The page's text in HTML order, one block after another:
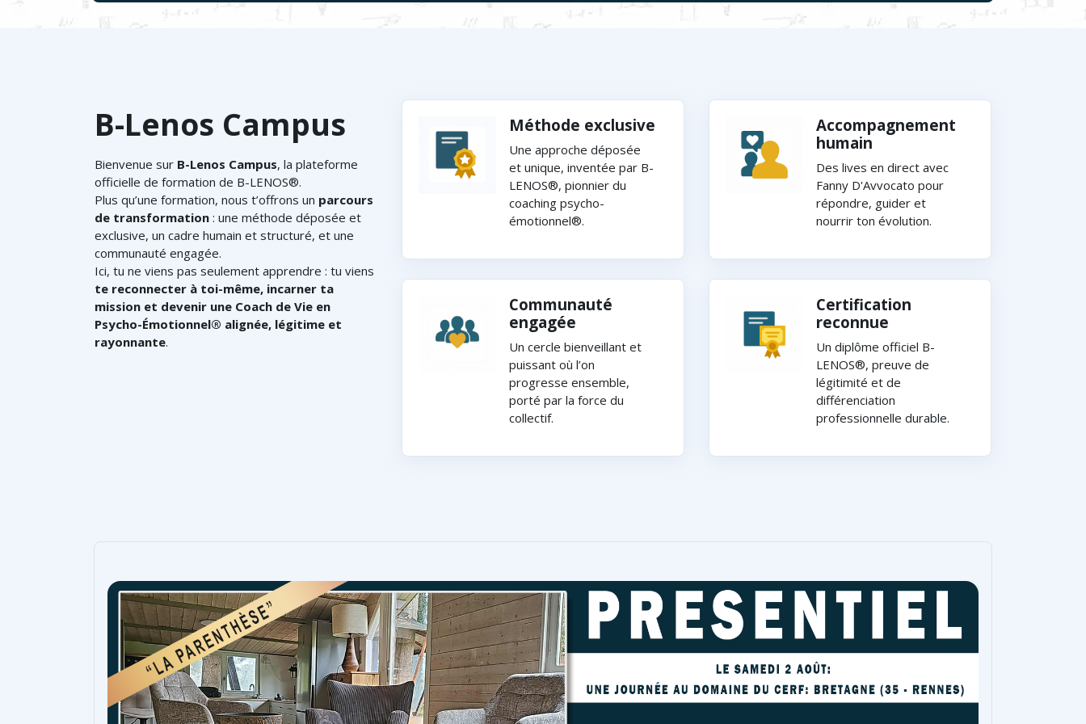
B-Lenos Campus
Bienvenue sur B-Lenos Campus, la plateforme
officielle de formation de B-LENOS®.
Plus qu’une formation, nous t’offrons un parcours
de transformation : une méthode déposée et
exclusive, un cadre humain et structuré, et une
communauté engagée.
Ici, tu ne viens pas seulement apprendre : tu viens
te reconnecter à toi-même, incarner ta
mission et devenir une Coach de Vie en
Psycho-Émotionnel® alignée, légitime et
rayonnante.
Méthode exclusive
Une approche déposée
et unique, inventée par B-
LENOS®, pionnier du
coaching psycho-
émotionnel®.
Accompagnement
humain
Des lives en direct avec
Fanny D'Avvocato pour
répondre, guider et
nourrir ton évolution.
Communauté
engagée
Un cercle bienveillant et
puissant où l’on
progresse ensemble,
porté par la force du
collectif.
Certification
reconnue
Un diplôme officiel B-
LENOS®, preuve de
légitimité et de
différenciation
professionnelle durable.